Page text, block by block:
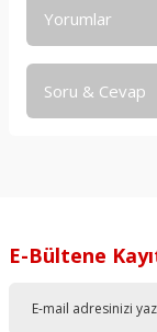
Yorumlar
Soru & Cevap
E-Bültene